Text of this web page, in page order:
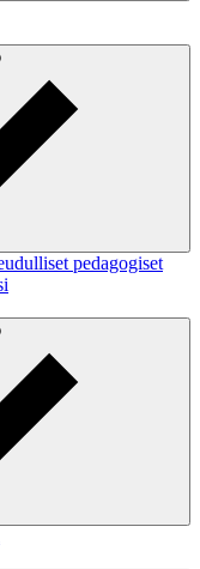
pedagogiset